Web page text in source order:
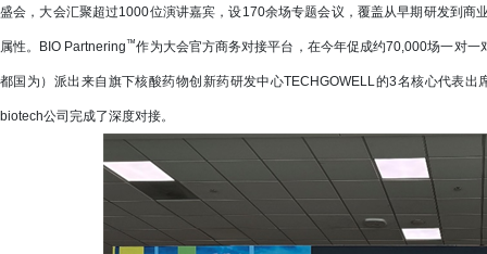
盛会，大会汇聚超过1000位演讲嘉宾，设170余场专题会议，覆盖从早期研发到
属性。BIO Partnering ™作为大会官方商务对接平台，在今年促成约70,000场一对
都国为）派出来自旗下核酸药物创新药研发中心TECHGOWELL的3名核心代表
biotech公司完成了深度对接。